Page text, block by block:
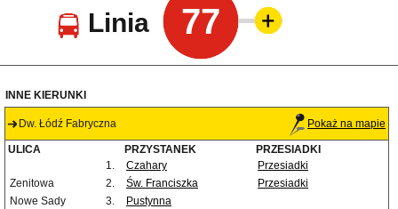
Linia 77
INNE KIERUNKI
Dw. Łódź Fabryczna Pokaż na mapie
ULICA PRZYSTANEK
PRZESIADKI
1.
Czahary
Przesiadki
Zenitowa
2. Św. Franciszka
Przesiadki
Nowe Sady
3.
Pustynna